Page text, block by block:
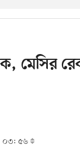
মেসির
০৩: ৫৬